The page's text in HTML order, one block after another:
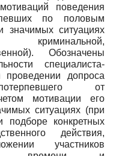
поведения
по половым
значимых ситуациях
криминальной,
Обозначены
специалиста-
проведении допроса
от
мотивации его
ситуациях (при
конкретных
действия,
участников